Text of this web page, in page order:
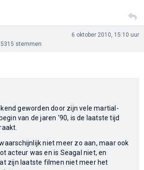
5315 stemmen
6 oktober 2010, 15:10 uur
geworden door zijn vele martial-
van de jaren '90, is de laatste tijd
niet meer zo aan, maar ook
acteur was en is Seagal niet, en
zijn laatste filmen niet meer het